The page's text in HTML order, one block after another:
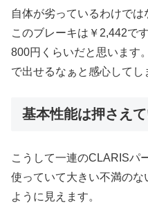
自体が劣っているわけでは
このブレーキは￥2,442で
800円くらいだと思います
で出せるなぁと感心してし
基本性能は押さえ
こうして一連のCLARISパ
使っていて大きい不満の
ように見えます。